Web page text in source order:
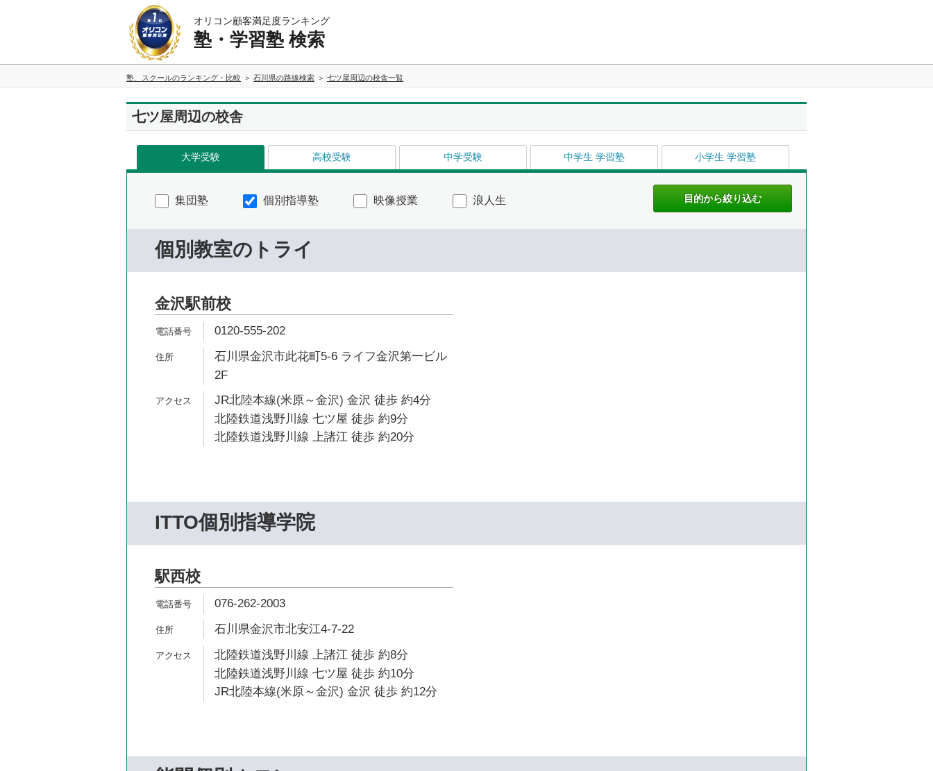
オリコン顧客満足度ランキング
塾・学習塾 検索
塾、スクールのランキング・比較 石川県の路線検索 七ツ屋周辺の校舎一覧
七ツ屋周辺の校舎
大学受験 高校受験 中学受験 中学生 学習塾 小学生 学習塾
集団塾 個別指導塾 映像授業 浪人生
個別教室のトライ
金沢駅前校
0120-555-202
石川県金沢市此花町5-6 ライフ金沢第一ビル
2F
JR北陸本線(米原～金沢) 金沢 徒歩 約4分
北陸鉄道浅野川線 七ツ屋 徒歩 約9分
北陸鉄道浅野川線 上諸江 徒歩 約20分
ITTO個別指導学院
駅西校
076-262-2003
石川県金沢市北安江4-7-22
北陸鉄道浅野川線 上諸江 徒歩 約8分
北陸鉄道浅野川線 七ツ屋 徒歩 約10分
JR北陸本線(米原～金沢) 金沢 徒歩 約12分